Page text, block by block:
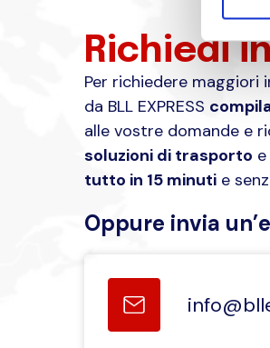
Richiedi
Per richiedere maggiori
da BLL EXPRESS
alle vostre domande e
soluzioni di trasporto
tutto in 15 minuti e
Oppure invia